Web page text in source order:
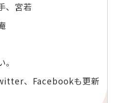
、宮若
、Facebookも更新